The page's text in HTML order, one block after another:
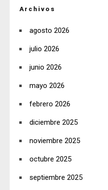
Archivos
agosto 2026
julio 2026
junio 2026
mayo 2026
febrero 2026
diciembre 2025
noviembre 2025
octubre 2025
septiembre 2025